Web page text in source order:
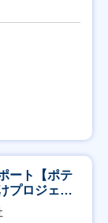
ート【ポテ
プロジェク